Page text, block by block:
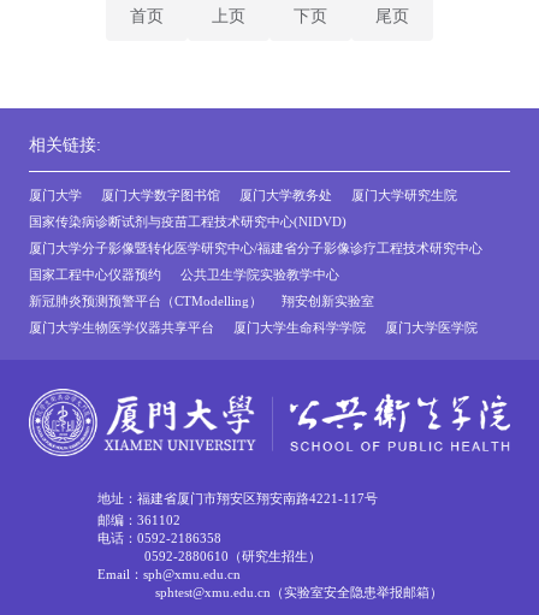
首页 上页 下页 尾页
相关链接:
厦门大学 厦门大学数字图书馆 厦门大学教务处
厦门大学研究生院
国家传染病诊断试剂与疫苗工程技术研究中心(NIDVD)
厦门大学分子影像暨转化医学研究中心/福建省分子影像诊疗工程技术研究中心
国家工程中心仪器预约
公共卫生学院实验教学中心
新冠肺炎预测预警平台（CTModelling）
翔安创新实验室
厦门大学生物医学仪器共享平台
厦门大学生命科学学院 厦门大学医学院
地址：福建省厦门市翔安区翔安南路4221-117号
邮编：361102
电话：0592-2186358
0592-2880610（研究生招生）
Email：sph@xmu.edu.cn
sphtest@xmu.edu.cn（实验室安全隐患举报邮箱）